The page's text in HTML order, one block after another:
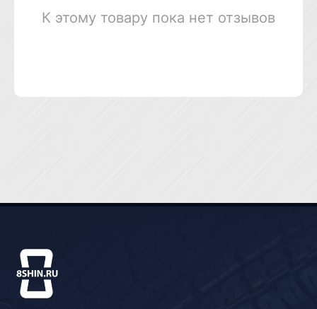
К этому товару пока нет отзывов